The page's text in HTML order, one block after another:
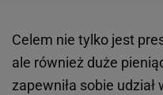
Celem nie tylko jest
ale również duże
zapewniła sobie